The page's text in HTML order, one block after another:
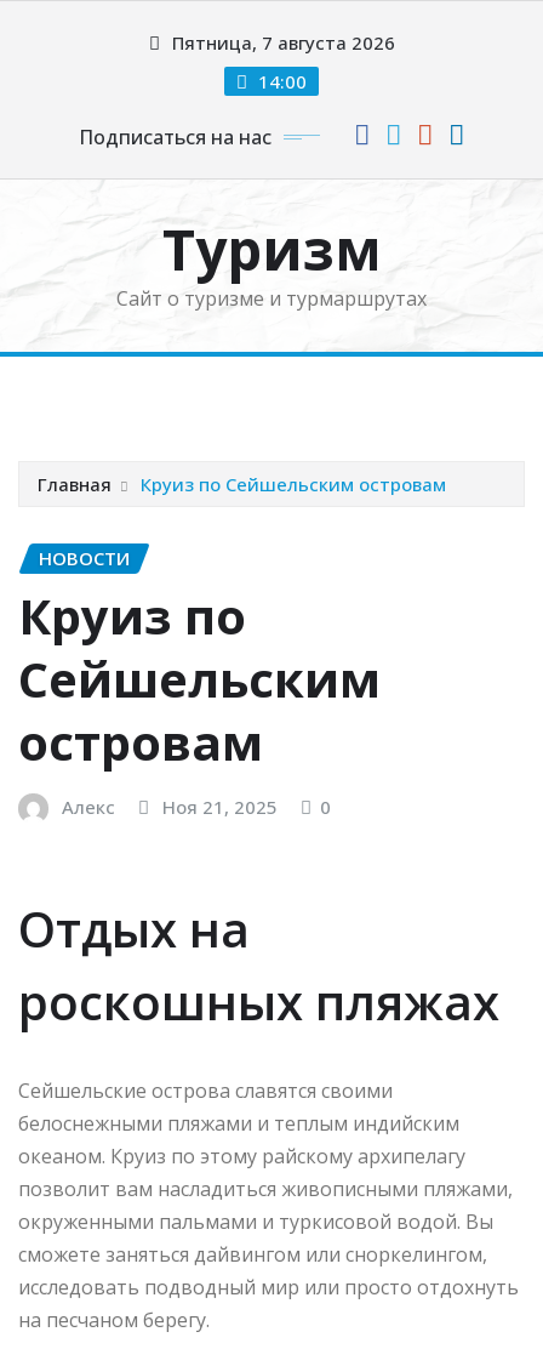
Пятница, 7 августа 2026
14:00
Подписаться на нас
Туризм
Сайт о туризме и турмаршрутах
Главная Круиз по Сейшельским островам
НОВОСТИ
Круиз по
Сейшельским
островам
Алекс Ноя 21, 2025 0
Отдых на
роскошных пляжах
Сейшельские острова славятся своими
белоснежными пляжами и теплым индийским
океаном. Круиз по этому райскому архипелагу
позволит вам насладиться живописными пляжами,
окруженными пальмами и туркисовой водой. Вы
сможете заняться дайвингом или сноркелингом,
исследовать подводный мир или просто отдохнуть
на песчаном берегу.